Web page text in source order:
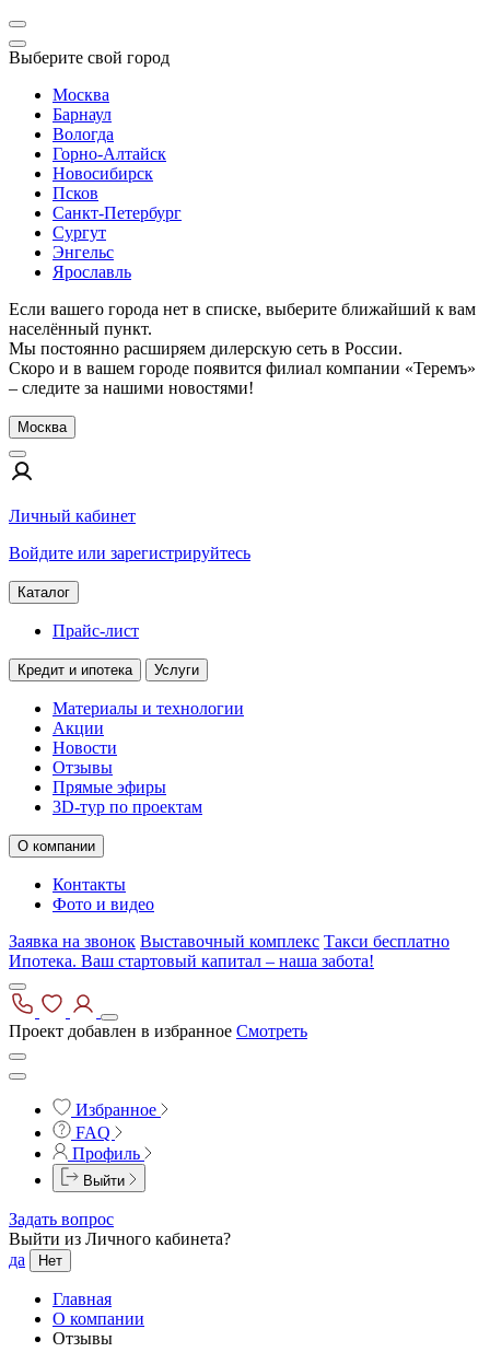
Выберите свой город
Москва
Барнаул
Вологда
Горно-Алтайск
Новосибирск
Псков
Санкт-Петербург
Сургут
Энгельс
Ярославль
Если вашего города нет в списке, выберите ближайший к вам
населённый пункт.
Мы постоянно расширяем дилерскую сеть в России.
Скоро и в вашем городе появится филиал компании «Теремъ»
– следите за нашими новостями!
Москва
Личный кабинет
Войдите или зарегистрируйтесь
Каталог
Прайс-лист
Кредит и ипотека Услуги
Материалы и технологии
Акции
Новости
Отзывы
Прямые эфиры
3D-тур по проектам
О компании
Контакты
Фото и видео
Заявка на звонок Выставочный комплекс Такси бесплатно
Ипотека. Ваш стартовый капитал – наша забота!
Проект добавлен в избранное Смотреть
Избранное
FAQ
Профиль
Выйти
Задать вопрос
Выйти из Личного кабинета?
да
Нет
Главная
О компании
Отзывы